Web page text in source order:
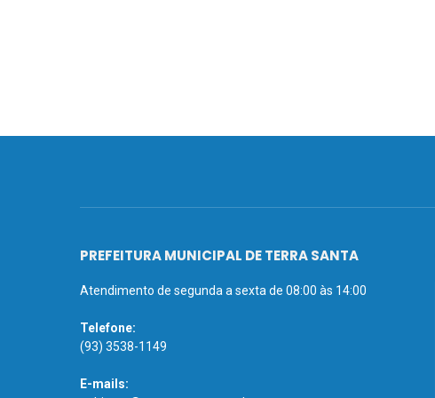
PREFEITURA MUNICIPAL DE TERRA SANTA
Atendimento de segunda a sexta de 08:00 às 14:00
Telefone:
(93) 3538-1149
E-mails: